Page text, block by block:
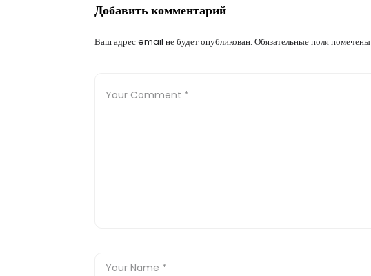
Добавить комментарий
Ваш адрес email не будет опубликован. Обязательные поля помечены